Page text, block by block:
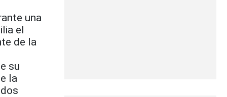
una
el
de la
su
la